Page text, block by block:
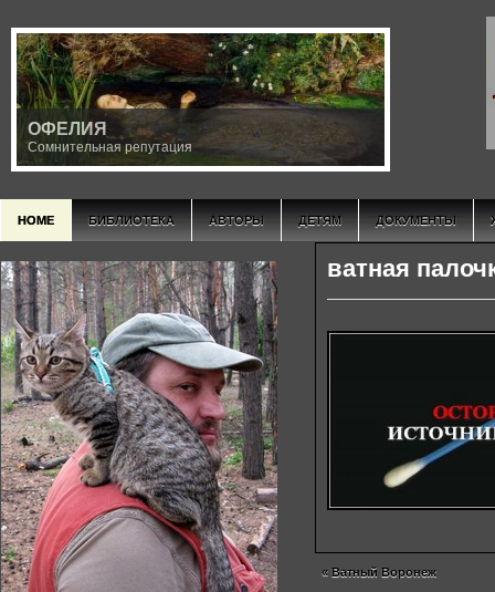
ОФЕЛИЯ
Сомнительная репутация
HOME БИБЛИОТЕКА АВТОРЫ ДЕТЯМ ДОКУМЕНТЫ
ватная
« Ватный Воронеж